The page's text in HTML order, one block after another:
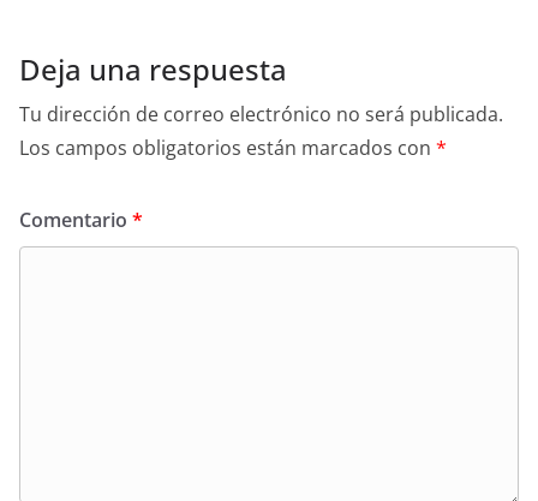
Deja una respuesta
Tu dirección de correo electrónico no será publicada.
Los campos obligatorios están marcados con *
Comentario *